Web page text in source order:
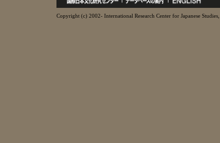
Copyright (c) 2002- International Research Center for Japanese